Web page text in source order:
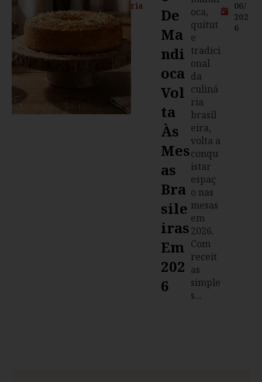
ria
De
Ma
Ndi
Oca
Vol
Ta
Às
Mes
As
Bra
Sile
Iras
Em
202
6
oca,
quitut
e
tradici
onal
da
culiná
ria
brasil
eira,
volta a
conqu
istar
espaç
o nas
mesas
em
2026.
Com
receit
as
simple
s...
06/
202
6